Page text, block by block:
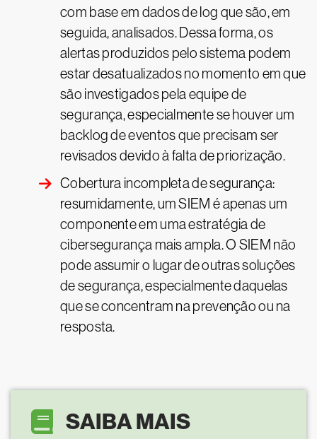
com base em dados de log que são, em
seguida, analisados. Dessa forma, os
alertas produzidos pelo sistema podem
estar desatualizados no momento em que
são investigados pela equipe de
segurança, especialmente se houver um
backlog de eventos que precisam ser
revisados devido à falta de priorização.
Cobertura incompleta de segurança:
resumidamente, um SIEM é apenas um
componente em uma estratégia de
cibersegurança mais ampla. O SIEM não
pode assumir o lugar de outras soluções
de segurança, especialmente daquelas
que se concentram na prevenção ou na
resposta.
SAIBA MAIS